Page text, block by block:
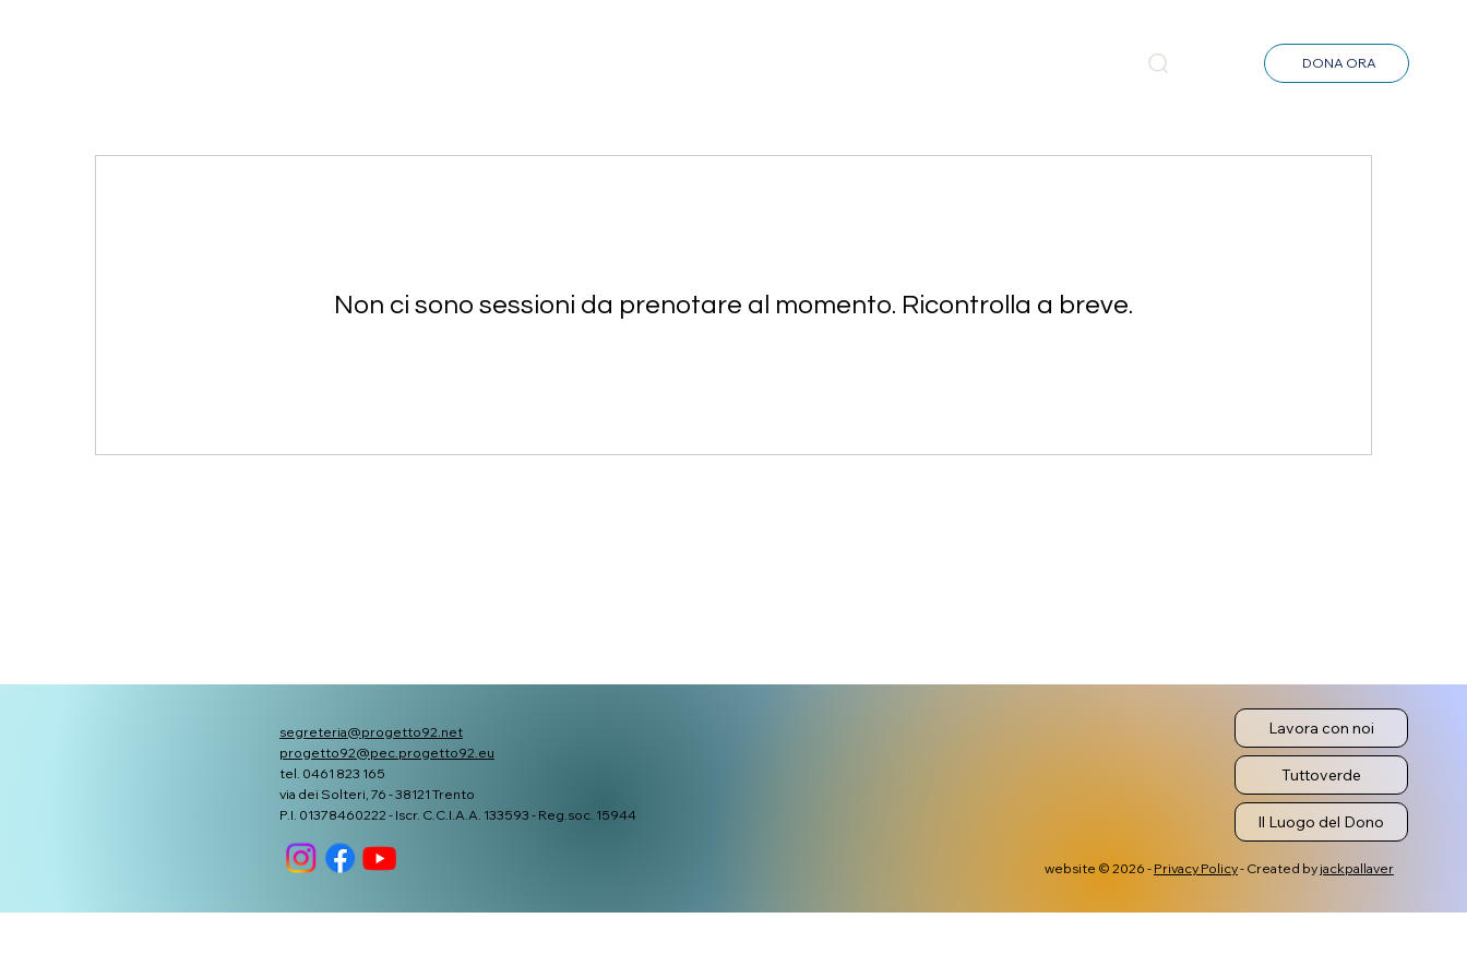
DONA ORA
Non ci sono sessioni da prenotare al momento. Ricontrolla a breve.
segreteria@progetto92.net
progetto92@pec.progetto92.eu
tel. 0461 823 165
via dei Solteri, 76 - 38121 Trento
P.I. 01378460222 - Iscr. C.C.I.A.A. 133593 - Reg.soc. 15944
website © 2026 - Privacy Policy- Created byjackpallaver
Lavora con noi
Tuttoverde
Il Luogo del Dono